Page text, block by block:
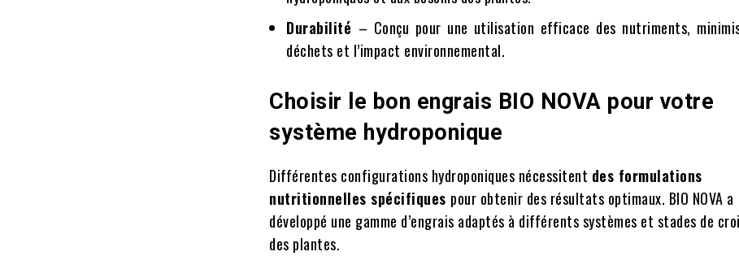
Durabilité – Conçu pour une utilisation efficace des nutriments,
déchets et l’impact environnemental.
Choisir le bon engrais BIO NOVA pour votre
système hydroponique
Différentes configurations hydroponiques nécessitent des formulations
nutritionnelles spécifiques pour obtenir des résultats optimaux. BIO NOVA a
développé une gamme d’engrais adaptés à différents systèmes et stades de
des plantes.